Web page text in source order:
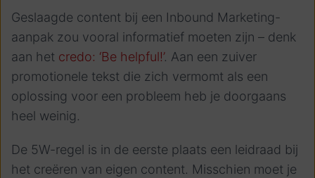
Geslaagde content bij een Inbound Marketing-
aanpak zou vooral informatief moeten zijn – denk
aan het credo: ‘Be helpful!’. Aan een zuiver
promotionele tekst die zich vermomt als een
oplossing voor een probleem heb je doorgaans
heel weinig.
De 5W-regel is in de eerste plaats een leidraad bij
het creëren van eigen content. Misschien moet je